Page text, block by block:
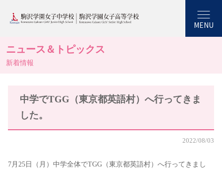
MENU
ニュース＆トピックス
新着情報
中学でTGG（東京都英語村）へ行ってきま
した。
2022/08/03
7月25日（月）中学全体でTGG（東京都英語村）へ行ってきまし